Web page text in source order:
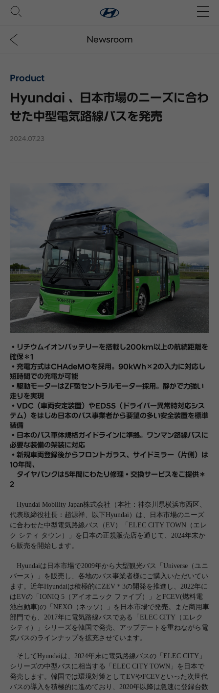
Newsroom
Product
Hyundai 、日本市場のニーズに合わ
せた中型電気路線バスを発売
2024.07.23
・リチウムイオンバッテリーを搭載し200km以上の航続距離を
確保＊1
・充電方式はCHAdeMOを採用。90kWh×2の入力に対応し
短時間での充電が可能
・駆動モーターはZF製セントラルモーター採用。静かで力強い
走りを実現
・VDC（車両安定装置）やEDSS（ドライバー異常時対応シス
テム）をはじめ 日本のバス事業者から要望の多い安全装置を標準
装備
・日本のバス車体規格ガイドラインに準拠。ワンマン路線バスに
必要な装備の架装に対応
・新規車両登録後からフロントガラス、サイドミラー（片側）は
10年間、
タイヤパンクは5年間にわたり修理・交換サービスをご提供＊
2
Hyundai Mobility Japan株式会社（本社：神奈川県横浜市西区、
代表取締役社長：趙源祥、以下Hyundai）は、日本市場のニーズ
に合わせた中型電気路線バス（EV）「ELEC CITY TOWN（エレ
ク シティ タウン）」を日本の正規販売店を通じて、2024年末か
ら販売を開始します。
Hyundaiは日本市場で2009年から大型観光バス「Universe（ユニ
バース）」を販売し、各地のバス事業者様にご購入いただいてい
ます。近年Hyundaiは積極的にZEV＊3の開発を推進し、2022年に
はEVの「IONIQ 5（アイオニック ファイブ）」とFCEV(燃料電
池自動車)の「NEXO（ネッソ）」を日本市場で発売。また商用車
部門でも、2017年に電気路線バスである「ELEC CITY（エレク
シティ）」シリーズを韓国で発売、アップデートを重ねながら電
気バスのラインナップを拡充させています。
そしてHyundaiは、2024年末に電気路線バスの「ELEC CITY」
シリーズの中型バスに相当する「ELEC CITY TOWN」を日本で
発売します。韓国では環境対策としてEVやFCEVといった次世代
バスの導入を積極的に進めており、2020年以降は急速に登録台数